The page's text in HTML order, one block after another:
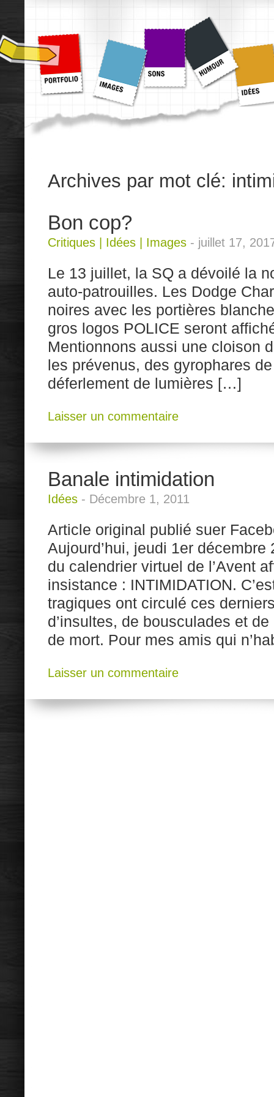
Archives par mot clé:
Bon cop?
Critiques Idées Images - juillet 17,
Le 13 juillet, la SQ a dévoilé la
auto-patrouilles. Les Dodge
noires avec les portières
gros logos POLICE seront
Mentionnons aussi une cloison
les prévenus, des gyrophares
déferlement de lumières […]
Laisser un commentaire
Banale intimidation
Idées - Décembre 1, 2011
Article original publié suer
Aujourd’hui, jeudi 1er
du calendrier virtuel de l’Avent
insistance : INTIMIDATION.
tragiques ont circulé ces
d’insultes, de bousculades et
de mort. Pour mes amis qui
Laisser un commentaire